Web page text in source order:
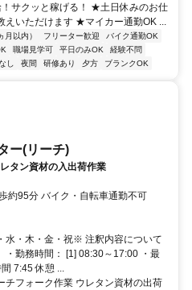
サクッと稼げる！ ★土日休みのお仕
いただけます ★マイカー通勤OK ...
月以内） フリーター歓迎
バイク通勤OK
職場見学可 平日のみOK
経験不問
し 夜間 研修あり 夕方 ブランクOK
ー(リーチ)
タン資材の入出荷作業
約95分 バイク・自転車通勤不可
水・木・金・祝※ 注釈内容について
・勤務時間： [1] 08:30～17:00 ・最
7:45 休憩 ...
チフォーク作業 ウレタン資材の出荷